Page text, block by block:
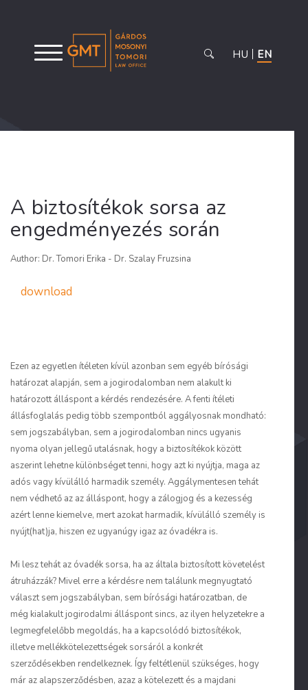
HU EN
A biztosítékok sorsa az
engedményezés során
Author: Dr. Tomori Erika - Dr. Szalay Fruzsina
download
Ezen az egyetlen ítéleten kívül azonban sem egyéb bírósági
határozat alapján, sem a jogirodalomban nem alakult ki
határozott álláspont a kérdés rendezésére. A fenti ítéleti
állásfoglalás pedig több szempontból aggályosnak mondható:
sem jogszabályban, sem a jogirodalomban nincs ugyanis
nyoma olyan jellegű utalásnak, hogy a biztosítékok között
aszerint lehetne különbséget tenni, hogy azt ki nyújtja, maga az
adós vagy kívülálló harmadik személy. Aggálymentesen tehát
nem védhető az az álláspont, hogy a zálogjog és a kezesség
azért lenne kiemelve, mert azokat harmadik, kívülálló személy is
nyújt(hat)ja, hiszen ez ugyanúgy igaz az óvadékra is.
Mi lesz tehát az óvadék sorsa, ha az általa biztosított követelést
átruházzák? Mivel erre a kérdésre nem találunk megnyugtató
választ sem jogszabályban, sem bírósági határozatban, de
még kialakult jogirodalmi álláspont sincs, az ilyen helyzetekre a
legmegfelelőbb megoldás, ha a kapcsolódó biztosítékok,
illetve mellékkötelezettségek sorsáról a konkrét
szerződésekben rendelkeznek. Így feltétlenül szükséges, hogy
már az alapszerződésben, azaz a kötelezett és a majdani